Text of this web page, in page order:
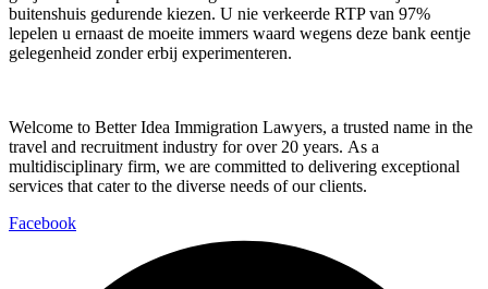
buitenshuis gedurende kiezen. U nie verkeerde RTP van 97%
lepelen u ernaast de moeite immers waard wegens deze bank eentje
gelegenheid zonder erbij experimenteren.
Welcome to Better Idea Immigration Lawyers, a trusted name in the
travel and recruitment industry for over 20 years. As a
multidisciplinary firm, we are committed to delivering exceptional
services that cater to the diverse needs of our clients.
Facebook